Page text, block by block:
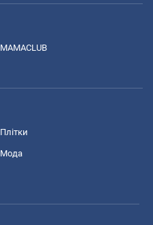
MAMACLUB
Плітки
Мода